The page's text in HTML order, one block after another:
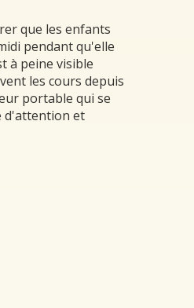
que les enfants
pendant qu'elle
à peine visible
les cours depuis
portable qui se
d'attention et